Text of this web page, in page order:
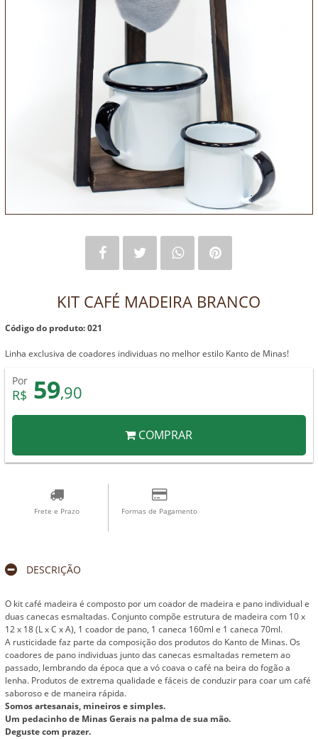
KIT CAFÉ MADEIRA BRANCO
Código do produto: 021
Linha exclusiva de coadores individuas no melhor estilo Kanto de Minas!
Por
R$ 59,90
COMPRAR
Frete e Prazo Formas de Pagamento
DESCRIÇÃO
O kit café madeira é composto por um coador de madeira e pano individual e
duas canecas esmaltadas. Conjunto compõe estrutura de madeira com 10 x
12 x 18 (L x C x A), 1 coador de pano, 1 caneca 160ml e 1 caneca 70ml.
A rusticidade faz parte da composição dos produtos do Kanto de Minas. Os
coadores de pano individuas junto das canecas esmaltadas remetem ao
passado, lembrando da época que a vó coava o café na beira do fogão a
lenha. Produtos de extrema qualidade e fáceis de conduzir para coar um café
saboroso e de maneira rápida.
Somos artesanais, mineiros e simples.
Um pedacinho de Minas Gerais na palma de sua mão.
Deguste com prazer.